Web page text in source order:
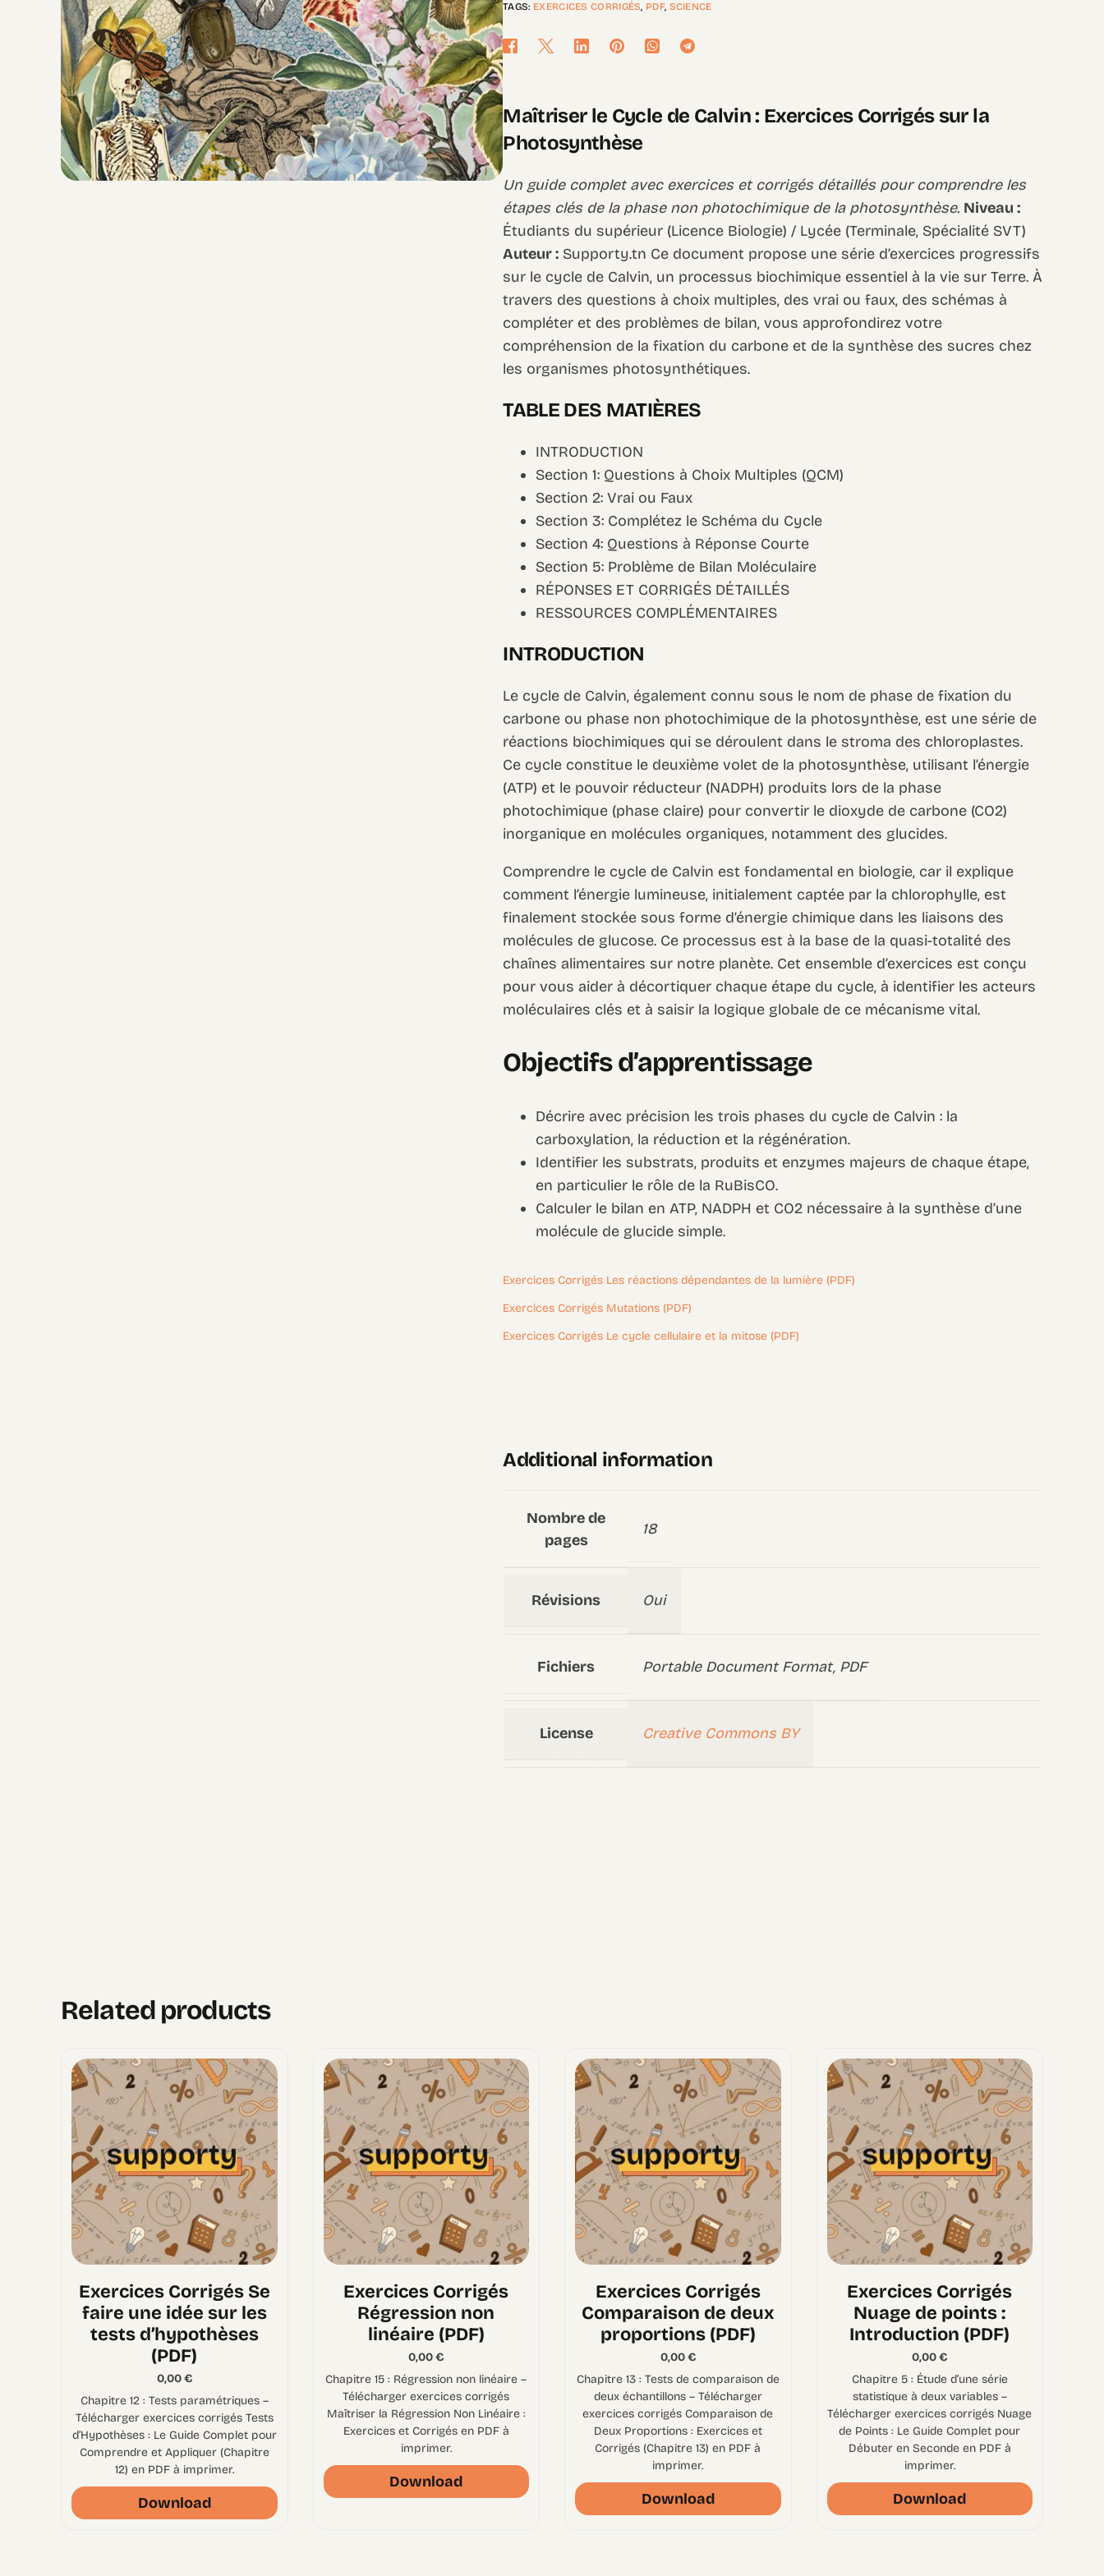
TAGS: EXERCICES CORRIGÉS PDF, SCIENCE
Maîtriser le Cycle de Calvin : Exercices Corrigés sur la
Photosynthèse
Un guide complet avec exercices et corrigés détaillés pour comprendre les
étapes clés de la phase non photochimique de la photosynthèse. Niveau :
Étudiants du supérieur (Licence Biologie) / Lycée (Terminale, Spécialité SVT)
Auteur : Supporty.tn Ce document propose une série d’exercices progressifs
sur le cycle de Calvin, un processus biochimique essentiel à la vie sur Terre. À
travers des questions à choix multiples, des vrai ou faux, des schémas à
compléter et des problèmes de bilan, vous approfondirez votre
compréhension de la fixation du carbone et de la synthèse des sucres chez
les organismes photosynthétiques.
TABLE DES MATIÈRES
INTRODUCTION
Section 1: Questions à Choix Multiples (QCM)
Section 2: Vrai ou Faux
Section 3: Complétez le Schéma du Cycle
Section 4: Questions à Réponse Courte
Section 5: Problème de Bilan Moléculaire
RÉPONSES ET CORRIGÉS DÉTAILLÉS
RESSOURCES COMPLÉMENTAIRES
INTRODUCTION
Le cycle de Calvin, également connu sous le nom de phase de fixation du
carbone ou phase non photochimique de la photosynthèse, est une série de
réactions biochimiques qui se déroulent dans le stroma des chloroplastes.
Ce cycle constitue le deuxième volet de la photosynthèse, utilisant l’énergie
(ATP) et le pouvoir réducteur (NADPH) produits lors de la phase
photochimique (phase claire) pour convertir le dioxyde de carbone (CO2)
inorganique en molécules organiques, notamment des glucides.
Comprendre le cycle de Calvin est fondamental en biologie, car il explique
comment l’énergie lumineuse, initialement captée par la chlorophylle, est
finalement stockée sous forme d’énergie chimique dans les liaisons des
molécules de glucose. Ce processus est à la base de la quasi-totalité des
chaînes alimentaires sur notre planète. Cet ensemble d’exercices est conçu
pour vous aider à décortiquer chaque étape du cycle, à identifier les acteurs
moléculaires clés et à saisir la logique globale de ce mécanisme vital.
Objectifs d’apprentissage
Décrire avec précision les trois phases du cycle de Calvin : la
carboxylation, la réduction et la régénération.
Identifier les substrats, produits et enzymes majeurs de chaque étape,
en particulier le rôle de la RuBisCO.
Calculer le bilan en ATP, NADPH et CO2 nécessaire à la synthèse d’une
molécule de glucide simple.
Exercices Corrigés Les réactions dépendantes de la lumière (PDF)
Exercices Corrigés Mutations (PDF)
Exercices Corrigés Le cycle cellulaire et la mitose (PDF)
Additional information
Nombre de
pages
18
Révisions Oui
Fichiers Portable Document Format, PDF
License Creative Commons BY
Related products
Exercices Corrigés Se
faire une idée sur les
tests d’hypothèses
(PDF)
0,00€
Chapitre 12 : Tests paramétriques –
Télécharger exercices corrigés Tests
d’Hypothèses : Le Guide Complet pour
Comprendre et Appliquer (Chapitre
12) en PDF à imprimer.
Download
Exercices Corrigés
Régression non
linéaire (PDF)
0,00€
Chapitre 15 : Régression non linéaire –
Télécharger exercices corrigés
Maîtriser la Régression Non Linéaire :
Exercices et Corrigés en PDF à
imprimer.
Download
Exercices Corrigés
Comparaison de deux
proportions (PDF)
0,00€
Chapitre 13 : Tests de comparaison de
deux échantillons – Télécharger
exercices corrigés Comparaison de
Deux Proportions : Exercices et
Corrigés (Chapitre 13) en PDF à
imprimer.
Download
Exercices Corrigés
Nuage de points :
Introduction (PDF)
0,00€
Chapitre 5 : Étude d’une série
statistique à deux variables –
Télécharger exercices corrigés Nuage
de Points : Le Guide Complet pour
Débuter en Seconde en PDF à
imprimer.
Download